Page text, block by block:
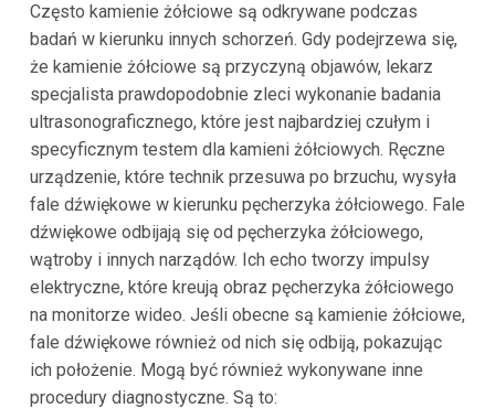
Często kamienie żółciowe są odkrywane podczas
badań w kierunku innych schorzeń. Gdy podejrzewa się,
że kamienie żółciowe są przyczyną objawów, lekarz
specjalista prawdopodobnie zleci wykonanie badania
ultrasonograficznego, które jest najbardziej czułym i
specyficznym testem dla kamieni żółciowych. Ręczne
urządzenie, które technik przesuwa po brzuchu, wysyła
fale dźwiękowe w kierunku pęcherzyka żółciowego. Fale
dźwiękowe odbijają się od pęcherzyka żółciowego,
wątroby i innych narządów. Ich echo tworzy impulsy
elektryczne, które kreują obraz pęcherzyka żółciowego
na monitorze wideo. Jeśli obecne są kamienie żółciowe,
fale dźwiękowe również od nich się odbiją, pokazując
ich położenie. Mogą być również wykonywane inne
procedury diagnostyczne. Są to: